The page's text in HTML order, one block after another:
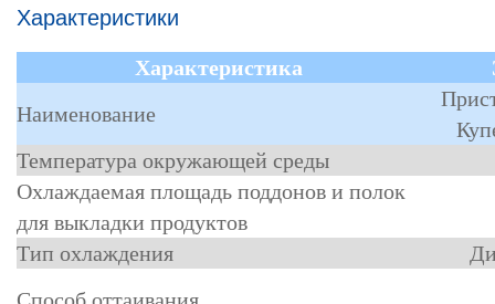
Характеристики
Характеристика
Наименование
Температура окружающей среды
Охлаждаемая площадь поддонов и полок
для выкладки продуктов
Тип охлаждения